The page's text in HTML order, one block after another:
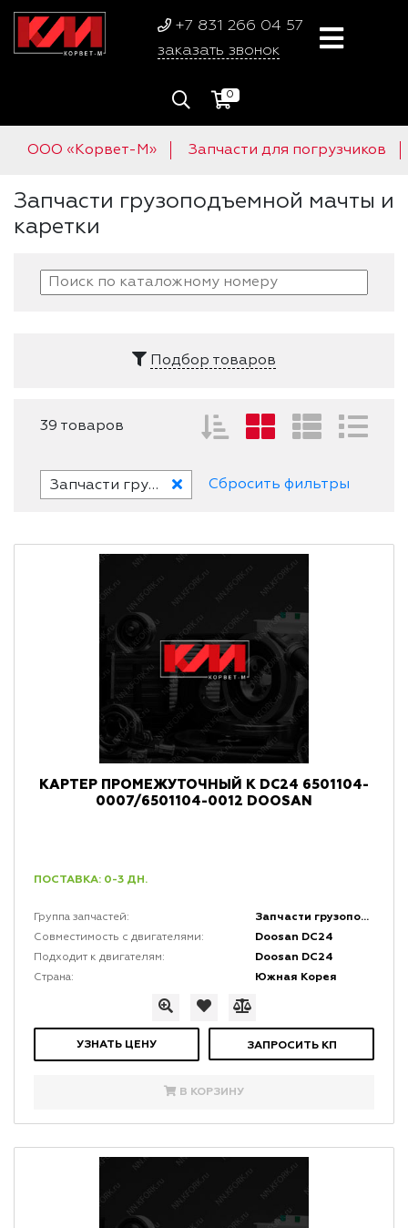
+7 831 266 04 57
заказать звонок
0
ООО «Корвет-М» Запчасти для погрузчиков
Запчасти грузоподъемной мачты и
каретки
Подбор товаров
39 товаров
Запчасти грузоподъемной мачты и каретки Сбросить фильтры
КАРТЕР ПРОМЕЖУТОЧНЫЙ К DC24 6501104-
0007/6501104-0012 DOOSAN
ПОСТАВКА: 0-3 ДН.
Группа запчастей: Запчасти грузоподъемной мачты и каретки
Совместимость с двигателями: Doosan DC24
Подходит к двигателям: Doosan DC24
Страна: Южная Корея
УЗНАТЬ ЦЕНУ ЗАПРОСИТЬ КП
В КОРЗИНУ